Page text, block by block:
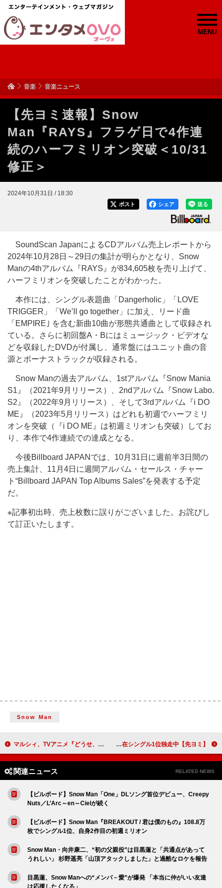
MENU
音楽 音楽ニュース
【先ヨミ速報】Snow
Man『RAYS』フラゲ日で4作連
続のハーフミリオン突破＜10/31
修正＞
2024年10月31日 / 18:30
送る
シェア
ポスト
SoundScan JapanによるCDアルバム売上レポートから
2024年10月28日～29日の集計が明らかとなり、Snow
Manの4thアルバム『RAYS』が834,605枚を売り上げて、
ハーフミリオンを突破したことがわかった。
本作には、シングル表題曲「Dangerholic」「LOVE
TRIGGER」「We’ll go together」に加え、リード曲
「EMPIRE｣ を含む新曲10曲が形態共通曲として収録され
ている。さらに初回盤A・Bにはミュージック・ビデオな
どを収録したDVDが付属し、通常盤にはユニット曲の音
源とボーナストラックが収録される。
Snow Manの過去アルバム、1stアルバム『Snow Mania
S1』（2021年9月リリース）、2ndアルバム『Snow Labo.
S2』（2022年9月リリース）、そして3rdアルバム『i DO
ME』（2023年5月リリース）はどれも初週でハーフミリ
オンを突破（『i DO ME』は初週ミリオンも突破）してお
り、本作で4作連続での達成となる。
今後Billboard JAPANでは、10月31日に週前半3日間の
売上集計、11月4日に週間アルバム・セールス・チャー
ト“Billboard JAPAN Top Albums Sales”を発表する予定
だ。
※記事初出時、売上枚数に誤りがございました。お詫びし
て訂正いたします。
Snow Man
マルシィ、TVアニメ『どうせ、恋してしまうんだ。』ED曲「願いごと」書き下ろし 【先ヨミ】INI『THE VIEW』70.9万枚で現在シングル1位独走中
関連ニュース RELATED NEWS
【ビルボード】Snow Man「One」DLソング首位デビュー、Creepy
Nuts／L’Arc～en～Cielが続く
【ビルボード】Snow Man『BREAKOUT / 君は僕のもの』108.8万
枚でシングル1位、自身2作目の初週ミリオン
Snow Man・向井康二、“初の父親役”は目黒蓮と「共通点があって
うれしい」 杉野遥亮「山頂アタックしました」と過酷なロケを報告
目黒蓮、Snow Manへの“メンバ－愛”が爆発 「本当に仲がいい友達
は応援したくなる」